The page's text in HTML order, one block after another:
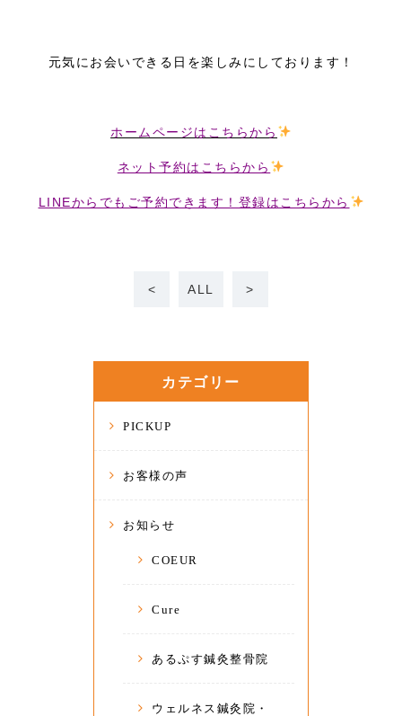
元気にお会いできる日を楽しみにしております！
ホームページはこちらから
ネット予約はこちらから
LINEからでもご予約できます！登録はこちらから
< ALL >
カテゴリー
PICKUP
お客様の声
お知らせ
COEUR
Cure
あるぷす鍼灸整骨院
ウェルネス鍼灸院・